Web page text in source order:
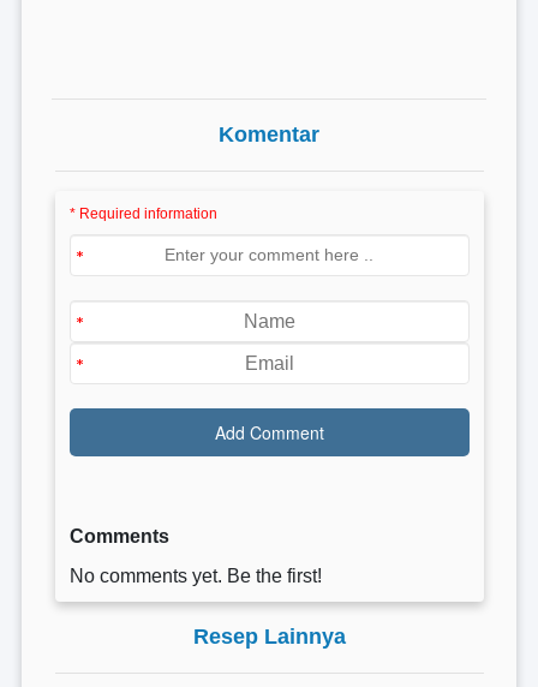
Komentar
* Required information
Comments
No comments yet. Be the first!
Resep Lainnya